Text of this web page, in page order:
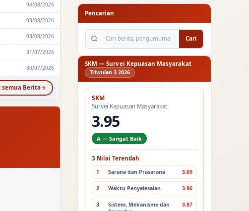
04/08/2026
03/08/2026
03/08/2026
31/07/2026
30/07/2026
semua Berita
Pencarian
Cari berita, pengumuman...
Cari
SKM — Survei Kepuasan Masyarakat
Triwulan 3 2026
SKM
Survei Kepuasan Masyarakat
3.95
A — Sangat Baik
3 Nilai Terendah
1 Sarana dan Prasarana 3.69
2 Waktu Penyelesaian 3.86
3
Sistem, Mekanisme dan
3.87